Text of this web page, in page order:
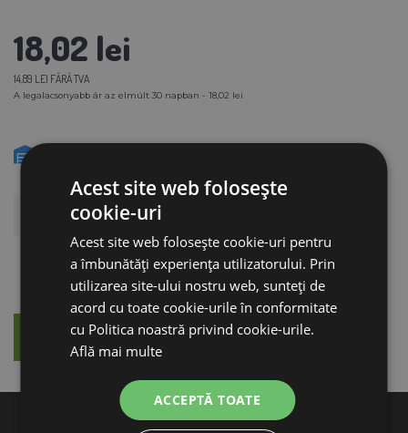
18,02 lei
14,89 LEI FĂRĂ TVA
A legalacsonyabb ár az elmúlt 30 napban - 18,02 lei
ADAUGĂ ÎN COŞ
DESCRIERE CONSILIERE
Acest site web folosește
cookie-uri
Acest site web folosește cookie-uri pentru
a îmbunătăți experiența utilizatorului. Prin
utilizarea site-ului nostru web, sunteți de
acord cu toate cookie-urile în conformitate
cu Politica noastră privind cookie-urile.
Află mai multe
ACCEPTĂ TOATE